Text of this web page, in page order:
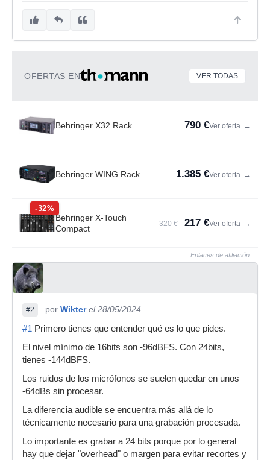
OFERTAS EN VER TODAS
Behringer X32 Rack 790 €Ver oferta →
Behringer WING Rack 1.385 €Ver oferta →
-32%
Behringer X-Touch
Compact
320 € 217 €Ver oferta →
Enlaces de afiliación
#2 por Wikter el 28/05/2024
#1 Primero tienes que entender qué es lo que pides.
El nivel mínimo de 16bits son -96dBFS. Con 24bits,
tienes -144dBFS.
Los ruidos de los micrófonos se suelen quedar en unos
-64dBs sin procesar.
La diferencia audible se encuentra más allá de lo
técnicamente necesario para una grabación procesada.
Lo importante es grabar a 24 bits porque por lo general
hay que dejar "overhead" o margen para evitar recortes y